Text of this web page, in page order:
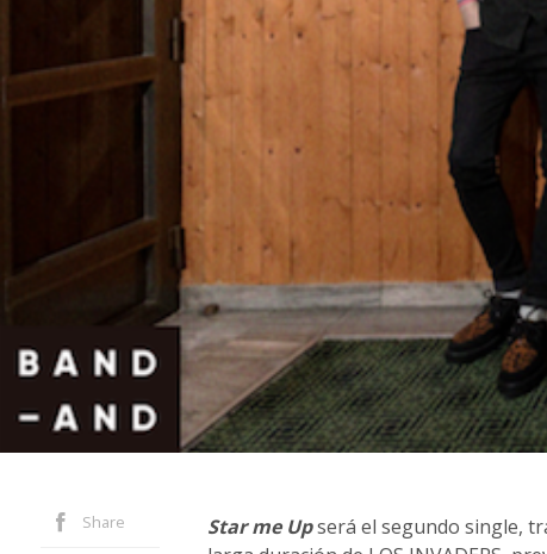
Share Star me Upserá el segundo single,